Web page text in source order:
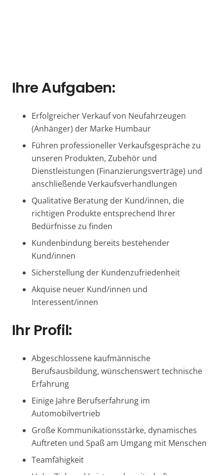
Ihre Aufgaben:
Erfolgreicher Verkauf von Neufahrzeugen
(Anhänger) der Marke Humbaur
Führen professioneller Verkaufsgespräche zu
unseren Produkten, Zubehör und
Dienstleistungen (Finanzierungsverträge) und
anschließende Verkaufsverhandlungen
Qualitative Beratung der Kund/innen, die
richtigen Produkte entsprechend Ihrer
Bedürfnisse zu finden
Kundenbindung bereits bestehender
Kund/innen
Sicherstellung der Kundenzufriedenheit
Akquise neuer Kund/innen und
Interessent/innen
Ihr Profil:
Abgeschlossene kaufmännische
Berufsausbildung, wünschenswert technische
Erfahrung
Einige Jahre Berufserfahrung im
Automobilvertrieb
Große Kommunikationsstärke, dynamisches
Auftreten und Spaß am Umgang mit Menschen
Teamfähigkeit